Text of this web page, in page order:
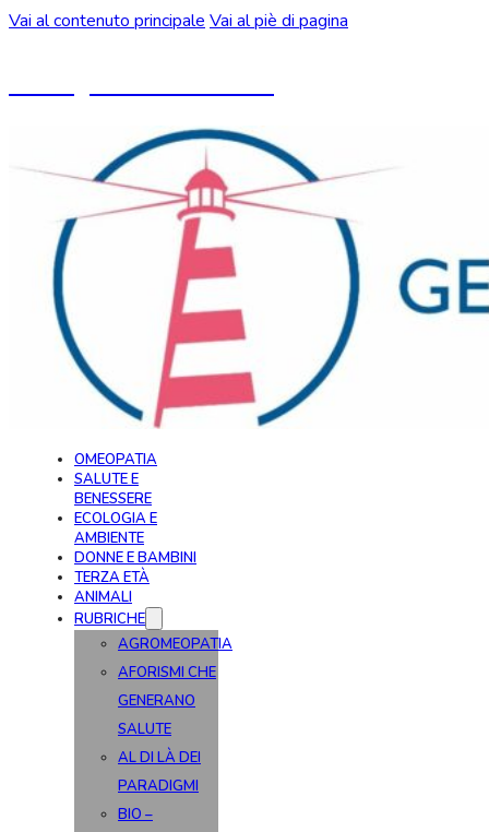
Vai al contenuto principale Vai al piè di pagina
OMEOPATIA
SALUTE E
BENESSERE
ECOLOGIA E
AMBIENTE
DONNE E BAMBINI
TERZA ETÀ
ANIMALI
RUBRICHE
AGROMEOPATIA
AFORISMI CHE
GENERANO
SALUTE
AL DI LÀ DEI
PARADIGMI
BIO –